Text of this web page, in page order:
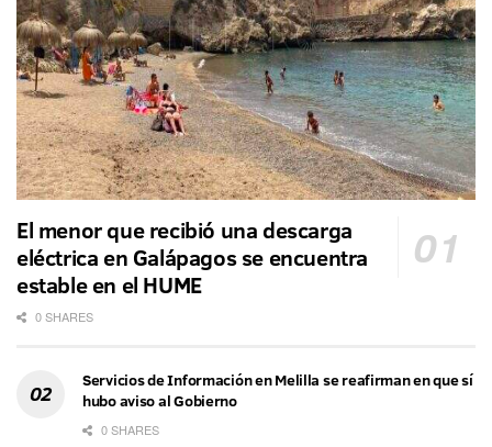
El menor que recibió una descarga
eléctrica en Galápagos se encuentra
estable en el HUME
0 SHARES
Servicios de Información en Melilla se reafirman en que sí
hubo aviso al Gobierno
0 SHARES